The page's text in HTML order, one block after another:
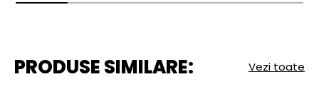
PRODUSE SIMILARE: Vezi toate